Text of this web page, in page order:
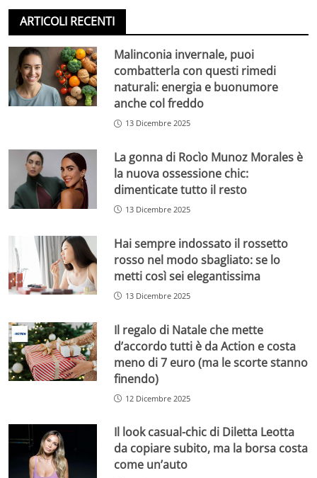
ARTICOLI RECENTI
Malinconia invernale, puoi
combatterla con questi rimedi
naturali: energia e buonumore
anche col freddo
13 Dicembre 2025
La gonna di Rocìo Munoz Morales è
la nuova ossessione chic:
dimenticate tutto il resto
13 Dicembre 2025
Hai sempre indossato il rossetto
rosso nel modo sbagliato: se lo
metti così sei elegantissima
13 Dicembre 2025
Il regalo di Natale che mette
d’accordo tutti è da Action e costa
meno di 7 euro (ma le scorte stanno
finendo)
12 Dicembre 2025
Il look casual-chic di Diletta Leotta
da copiare subito, ma la borsa costa
come un’auto